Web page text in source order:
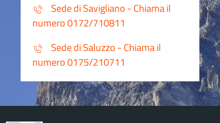
Sede di Savigliano - Chiama il
numero 0172/710811
Sede di Saluzzo - Chiama il
numero 0175/210711